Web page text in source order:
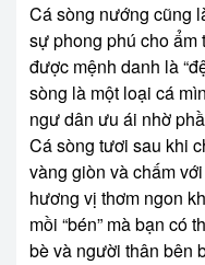
Cá sòng nướng cũng
sự phong phú cho ẩm
được mệnh danh là
sòng là một loại cá
ngư dân ưu ái nhờ
Cá sòng tươi sau khi
vàng giòn và chấm
hương vị thơm ngon
mồi “bén” mà bạn có
bè và người thân bên